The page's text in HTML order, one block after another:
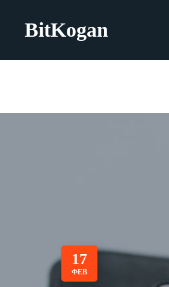
BitKogan
17
ФЕВ